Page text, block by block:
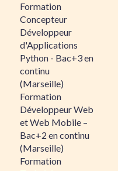
Formation
Concepteur
Développeur
d'Applications
Python - Bac+3 en
continu
(Marseille)
Formation
Développeur Web
et Web Mobile –
Bac+2 en continu
(Marseille)
Formation